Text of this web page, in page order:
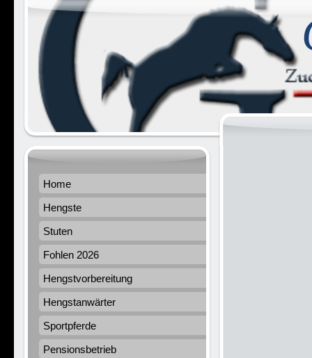
Home
Hengste
Stuten
Fohlen 2026
Hengstvorbereitung
Hengstanwärter
Sportpferde
Pensionsbetrieb